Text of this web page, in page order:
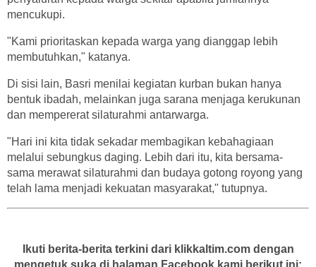
mencukupi.
"Kami prioritaskan kepada warga yang dianggap lebih
membutuhkan," katanya.
Di sisi lain, Basri menilai kegiatan kurban bukan hanya
bentuk ibadah, melainkan juga sarana menjaga kerukunan
dan mempererat silaturahmi antarwarga.
"Hari ini kita tidak sekadar membagikan kebahagiaan
melalui sebungkus daging. Lebih dari itu, kita bersama-
sama merawat silaturahmi dan budaya gotong royong yang
telah lama menjadi kekuatan masyarakat," tutupnya.
Ikuti berita-berita terkini dari klikkaltim.com dengan
mengetuk suka di halaman Facebook kami berikut ini: